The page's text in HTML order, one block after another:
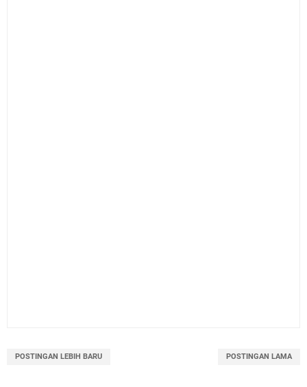
POSTINGAN LEBIH BARU POSTINGAN LAMA